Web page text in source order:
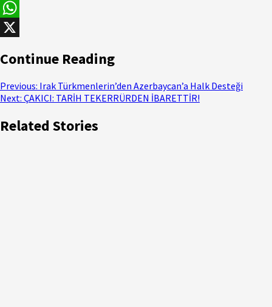
Facebook
WhatsApp
Continue Reading
Previous: Irak Türkmenlerin’den Azerbaycan’a Halk Desteği
Next: ÇAKICI: TARİH TEKERRÜRDEN İBARETTİR!
Related Stories